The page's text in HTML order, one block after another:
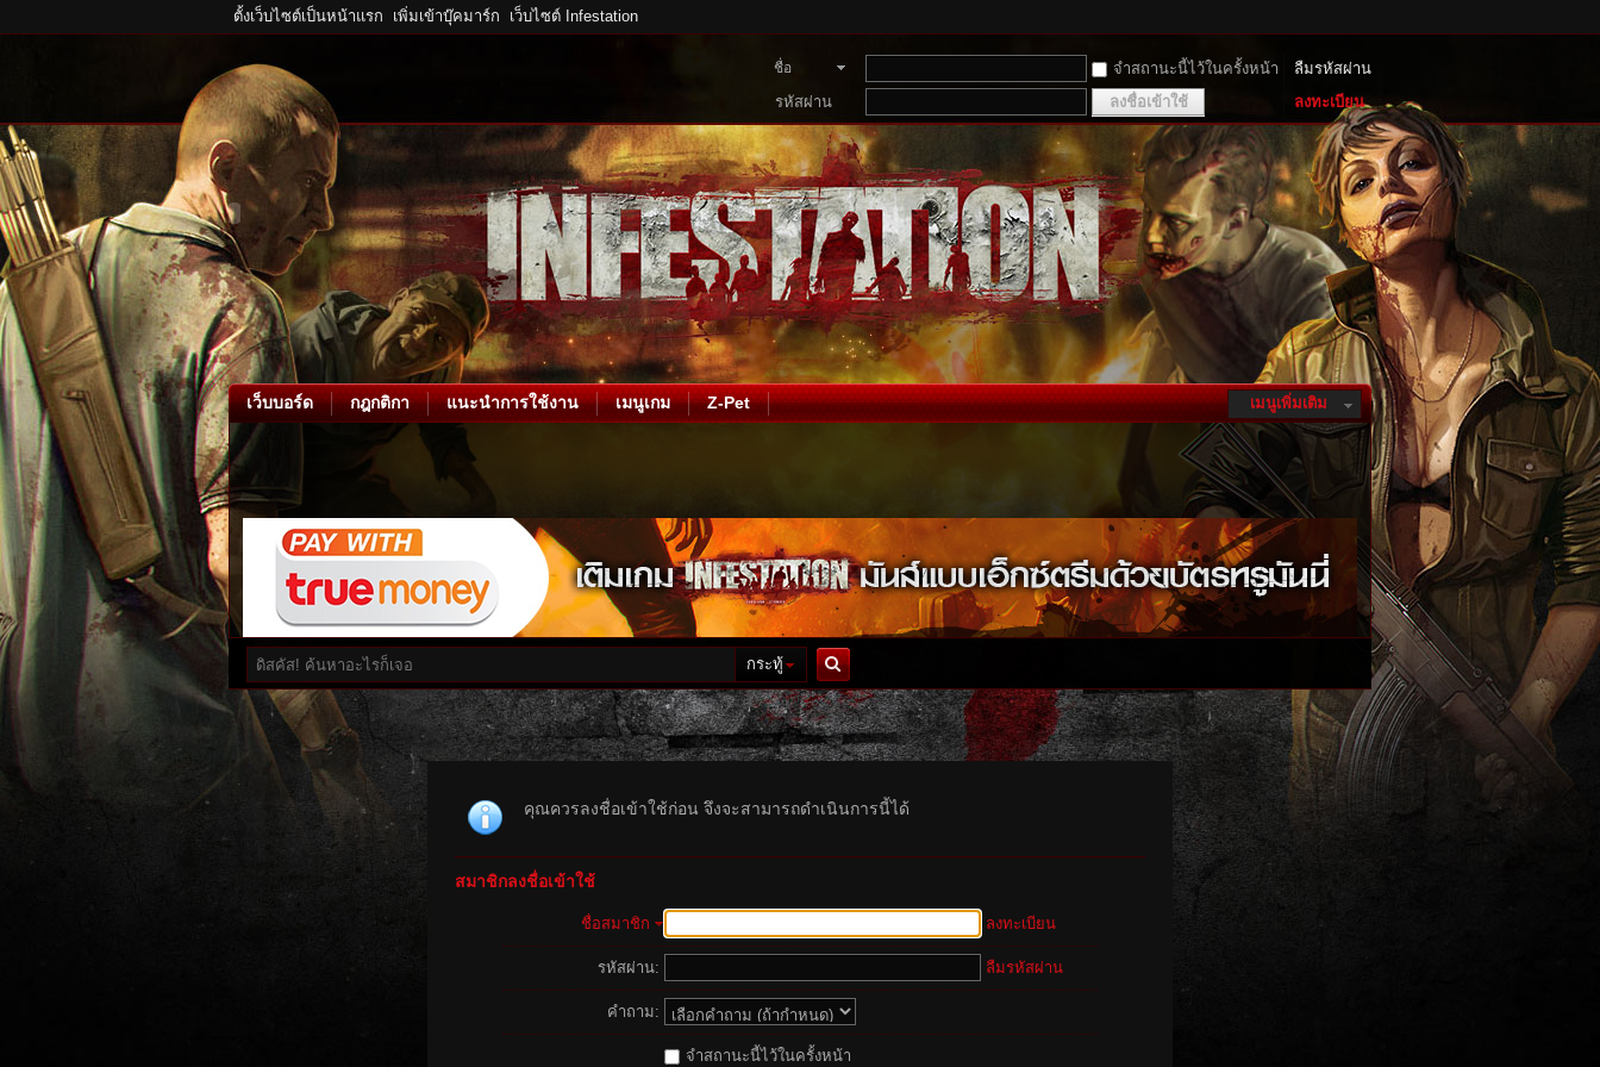
ตั้งเว็บไซต์เป็นหน้าแรก เพิ่มเข้าบุ๊คมาร์ก เว็บไซต์ Infestation
ชื่อ
สมาชิก
จำสถานะนี้ไว้ในครั้งหน้า
ลืมรหัสผ่าน
รหัสผ่าน
ลงชื่อเข้าใช้ ลงทะเบียน
เมนูเพิ่มเติม
เว็บบอร์ด กฎกติกา แนะนำการใช้งาน เมนูเกม Z-Pet
กระทู้
ค้นหา
คุณควรลงชื่อเข้าใช้ก่อน จึงจะสามารถดำเนินการนี้ได้
สมาชิกลงชื่อเข้าใช้
ชื่อสมาชิก ลงทะเบียน
รหัสผ่าน: ลืมรหัสผ่าน
คำถาม:
จำสถานะนี้ไว้ในครั้งหน้า